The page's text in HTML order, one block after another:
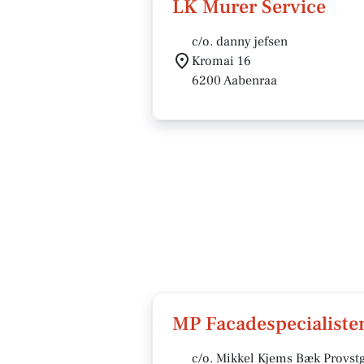
LK Murer Service
c/o. danny jefsen
Kromai 16
6200 Aabenraa
MP
c/o. Mikkel Kjems Bæk